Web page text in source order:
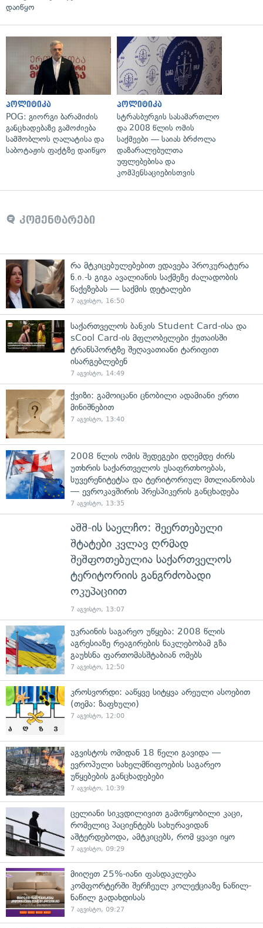
დაიწყო
პოლიტიკა
POG: გიორგი ბარამიძის
განცხადებაზე გამოძიება
სამშობლოს ღალატისა და
საბოტაჟის ფაქტზე დაიწყო
პოლიტიკა
სტრასბურგის სასამართლო
და 2008 წლის ომის
საქმეები — საიას ბრძოლა
დაზარალებულთა
უფლებებისა და
კომპენსაციებისთვის
კომენტარები
რა მტკიცებულებებით ედავება პროკურატურა
ნ.ი.-ს გიგა ავალიანის საქმეზე ძალადობის
წაქეზებას — საქმის დეტალები
7 აგვისტო, 16:50
საქართველოს ბანკის Student Card-ისა და
sCool Card-ის მფლობელები ქუთაისში
ტრანსპორტზე შეღავათიანი ტარიფით
ისარგებლებენ
7 აგვისტო, 14:49
ქვიზი: გამოიცანი ცნობილი ადამიანი ერთი
მინიშნებით
7 აგვისტო, 13:40
2008 წლის ომის შედეგები დღემდე ძირს
უთხრის საქართველოს უსაფრთხოებას,
სუვერენიტეტსა და ტერიტორიულ მთლიანობას
— ევროკავშირის პრესპიკერის განცხადება
7 აგვისტო, 13:35
აშშ-ის საელჩო: შეერთებული
შტატები კვლავ ღრმად
შეშფოთებულია საქართველოს
ტერიტორიის განგრძობადი
ოკუპაციით
7 აგვისტო, 13:07
უკრაინის საგარეო უწყება: 2008 წლის
აგრესიაზე რეაგირების ნაკლებობამ გზა
გაუხსნა ფართომასშტაბიან ომებს
7 აგვისტო, 12:50
კროსვორდი: ააწყვე სიტყვა არეული ასოებით
(თემა: ზაფხული)
7 აგვისტო, 12:00
აგვისტოს ომიდან 18 წელი გავიდა —
ევროპული სახელმწიფოების საგარეო
უწყებების განცხადებები
7 აგვისტო, 10:39
ცელიანი სიკვდილივით გამოწყობილი კაცი,
რომელიც პაციენტებს სახურავიდან
აშტერდებოდა, ამტკიცებს, რომ ყვავი იყო
7 აგვისტო, 09:29
მიიღეთ 25%-იანი ფასდაკლება
კომფორტერში შერჩეულ კოლექციაზე ნაწილ-
ნაწილ გადახდისას
7 აგვისტო, 09:27